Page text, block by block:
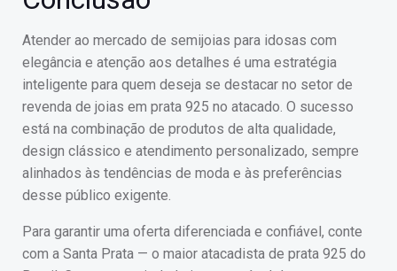
Atender ao mercado de semijoias para idosas com
elegância e atenção aos detalhes é uma estratégia
inteligente para quem deseja se destacar no setor de
revenda de joias em prata 925 no atacado. O sucesso
está na combinação de produtos de alta qualidade,
design clássico e atendimento personalizado, sempre
alinhados às tendências de moda e às preferências
desse público exigente.
Para garantir uma oferta diferenciada e confiável, conte
com a Santa Prata — o maior atacadista de prata 925 do